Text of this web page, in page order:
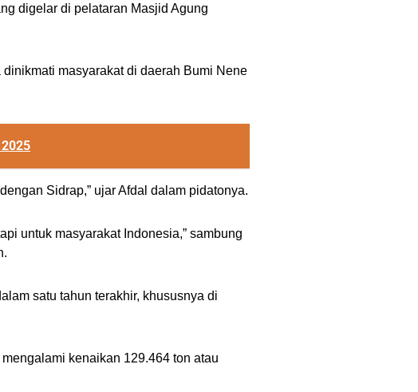
digelar di pelataran Masjid Agung
masyarakat di daerah Bumi Nene
Sidrap,” ujar Afdal dalam pidatonya.
untuk masyarakat Indonesia,” sambung
satu tahun terakhir, khususnya di
kenaikan 129.464 ton atau